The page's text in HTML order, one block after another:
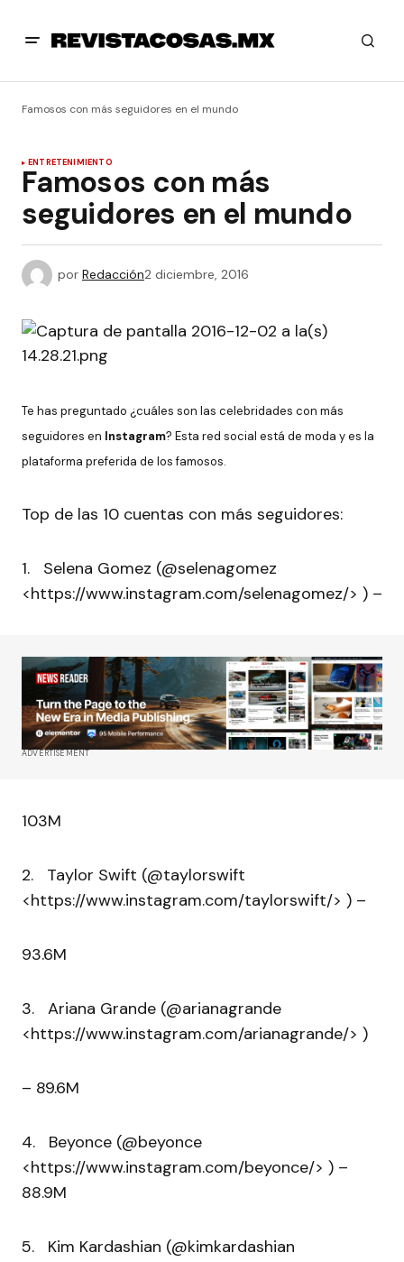
Famosos con más seguidores en el mundo
ENTRETENIMIENTO
Famosos con más
seguidores en el mundo
por Redacción2 diciembre, 2016
Te has preguntado ¿cuáles son las celebridades con más
seguidores en Instagram? Esta red social está de moda y es la
plataforma preferida de los famosos.
Top de las 10 cuentas con más seguidores:
1. Selena Gomez (@selenagomez
<https://www.instagram.com/selenagomez/> ) –
ADVERTISEMENT
103M
2. Taylor Swift (@taylorswift
<https://www.instagram.com/taylorswift/> ) –
93.6M
3. Ariana Grande (@arianagrande
<https://www.instagram.com/arianagrande/> )
– 89.6M
4. Beyonce (@beyonce
<https://www.instagram.com/beyonce/> ) –
88.9M
5. Kim Kardashian (@kimkardashian